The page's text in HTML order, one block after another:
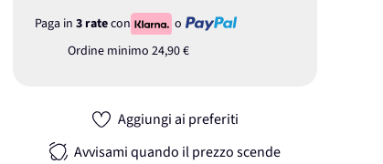
Paga in 3 ratecon
o
Ordine minimo 24,90 €
Aggiungi ai preferiti
Avvisami quando il prezzo scende